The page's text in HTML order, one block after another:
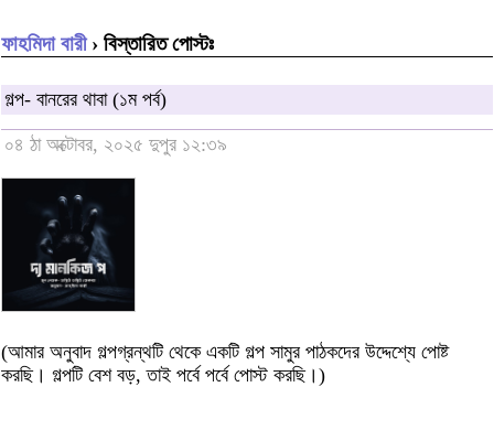
ফাহমিদা বারী› বিস্তারিত পোস্টঃ
গল্প- বানরের থাবা (১ম পর্ব)
০৪ ঠা অক্টোবর, ২০২৫ দুপুর ১২:৩৯
(আমার অনুবাদ গল্পগ্রন্থটি থেকে একটি গল্প সামুর পাঠকদের উদ্দেশ্যে পোষ্ট
করছি। গল্পটি বেশ বড়, তাই পর্বে পর্বে পোস্ট করছি।)